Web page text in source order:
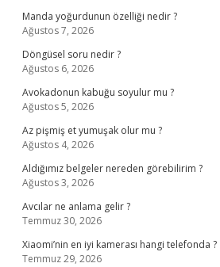
Manda yoğurdunun özelliği nedir ?
Ağustos 7, 2026
Döngüsel soru nedir ?
Ağustos 6, 2026
Avokadonun kabuğu soyulur mu ?
Ağustos 5, 2026
Az pişmiş et yumuşak olur mu ?
Ağustos 4, 2026
Aldığımız belgeler nereden görebilirim ?
Ağustos 3, 2026
Avcılar ne anlama gelir ?
Temmuz 30, 2026
Xiaomi’nin en iyi kamerası hangi telefonda ?
Temmuz 29, 2026